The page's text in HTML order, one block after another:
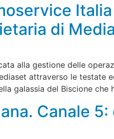
di
alla gestione delle
attraverso le testate
galassia del Biscione che
Canale